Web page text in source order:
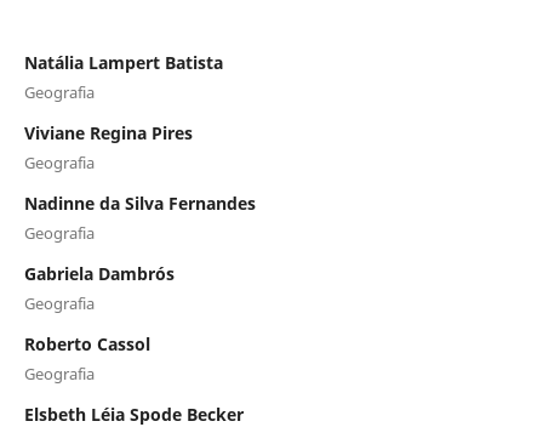
Natália Lampert Batista
Geografia
Viviane Regina Pires
Geografia
Nadinne da Silva Fernandes
Geografia
Gabriela Dambrós
Geografia
Roberto Cassol
Geografia
Elsbeth Léia Spode Becker